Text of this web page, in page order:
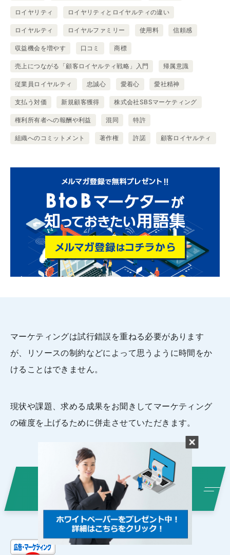
ロイヤリティ ロイヤリティとロイヤルティの違い
ロイヤルティ ロイヤルファミリー 使用料 信頼感
収益機会を増やす 口コミ 商標
売上につながる「顧客ロイヤルティ戦略」入門 帰属意識
従業員ロイヤルティ 忠誠心 愛着心 愛社精神
支払う対価 新規顧客獲得 株式会社SBSマーケティング
権利所有者への報酬や利益 混同 特許
組織へのコミットメント 著作権 許諾 顧客ロイヤルティ
マーケティングは試行錯誤を重ねる必要があります
が、リソースの制約などによって思うように時間をか
けることはできません。
現状や課題、求める成果をお聞きしてマーケティング
の確度を上げるために併走させていただきます。
お問い合わせはこちらお気軽にご
連絡ください！